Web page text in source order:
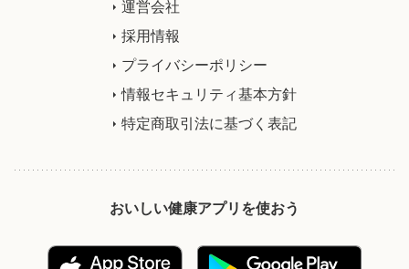
運営会社
採用情報
プライバシーポリシー
情報セキュリティ基本方針
特定商取引法に基づく表記
おいしい健康アプリを使おう